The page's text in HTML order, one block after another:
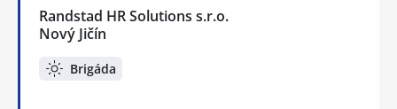
Randstad HR Solutions s.r.o.
Nový Jičín
Brigáda